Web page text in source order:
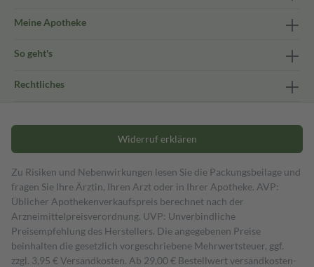
Meine Apotheke
So geht's
Rechtliches
Widerruf erklären
Zu Risiken und Nebenwirkungen lesen Sie die Packungsbeilage und
fragen Sie Ihre Ärztin, Ihren Arzt oder in Ihrer Apotheke. AVP:
Üblicher Apothekenverkaufspreis berechnet nach der
Arzneimittelpreisverordnung. UVP: Unverbindliche
Preisempfehlung des Herstellers. Die angegebenen Preise
beinhalten die gesetzlich vorgeschriebene Mehrwertsteuer, ggf.
zzgl. 3,95 € Versandkosten. Ab 29,00 € Bestell­wert versand­kosten­